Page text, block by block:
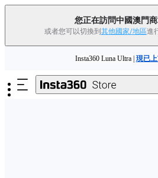
您正在訪問中國澳門
或者您可以切換到 其他國家/地區進
夏季優惠 | 精選商品低至85
Insta360 Luna Ultra | 現已
舊機換新機，享現金回饋或優